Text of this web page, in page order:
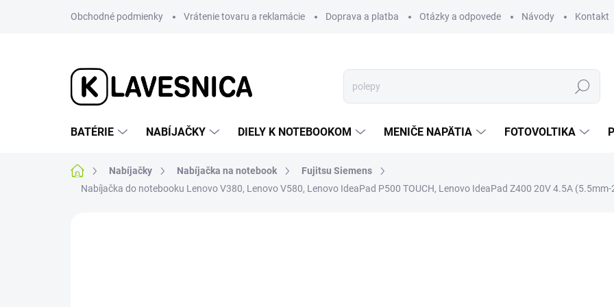
Obchodné podmienky Vrátenie tovaru a reklamácie Doprava a platba Otázky a odpovede Návody Kontakt
Hľadať
BATÉRIE NABÍJAČKY DIELY K NOTEBOOKOM MENIČE NAPÄTIA FOTOVOLTIKA
DomovNabíjačky Nabíjačka na notebook
Fujitsu Siemens
Nabíjačka do notebooku Lenovo V380, Lenovo V580, Lenovo IdeaPad P500 TOUCH, Lenovo IdeaPad Z400 20V 4.5A